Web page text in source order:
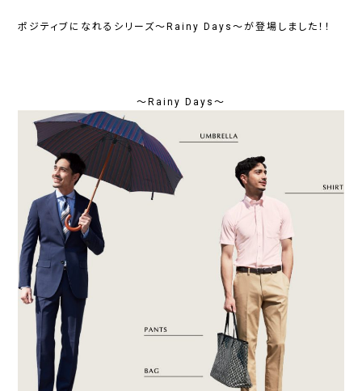
ポジティブになれるシリーズ～Rainy Days～が登場しました！！
～Rainy Days～